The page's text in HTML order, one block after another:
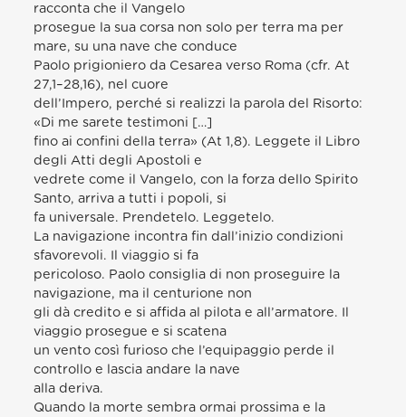
racconta che il Vangelo
prosegue la sua corsa non solo per terra ma per
mare, su una nave che conduce
Paolo prigioniero da Cesarea verso Roma (cfr. At
27,1–28,16), nel cuore
dell’Impero, perché si realizzi la parola del Risorto:
«Di me sarete testimoni […]
fino ai confini della terra» (At 1,8). Leggete il Libro
degli Atti degli Apostoli e
vedrete come il Vangelo, con la forza dello Spirito
Santo, arriva a tutti i popoli, si
fa universale. Prendetelo. Leggetelo.
La navigazione incontra fin dall’inizio condizioni
sfavorevoli. Il viaggio si fa
pericoloso. Paolo consiglia di non proseguire la
navigazione, ma il centurione non
gli dà credito e si affida al pilota e all’armatore. Il
viaggio prosegue e si scatena
un vento così furioso che l’equipaggio perde il
controllo e lascia andare la nave
alla deriva.
Quando la morte sembra ormai prossima e la